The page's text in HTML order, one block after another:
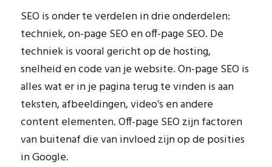
SEO is onder te verdelen in drie onderdelen:
techniek, on-page SEO en off-page SEO. De
techniek is vooral gericht op de hosting,
snelheid en code van je website. On-page SEO is
alles wat er in je pagina terug te vinden is aan
teksten, afbeeldingen, video’s en andere
content elementen. Off-page SEO zijn factoren
van buitenaf die van invloed zijn op de posities
in Google.